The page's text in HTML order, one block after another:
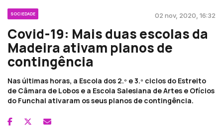
SOCIEDADE 02 nov, 2020, 16:32
Covid-19: Mais duas escolas da
Madeira ativam planos de
contingência
Nas últimas horas, a Escola dos 2.º e 3.º ciclos do Estreito
de Câmara de Lobos e a Escola Salesiana de Artes e Ofícios
do Funchal ativaram os seus planos de contingência.